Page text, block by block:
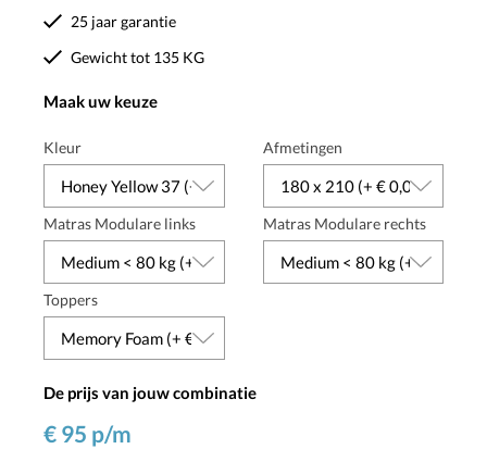
25 jaar garantie
Gewicht tot 135 KG
Maak uw keuze
Kleur Afmetingen
Matras Modulare links Matras Modulare rechts
Toppers
De prijs van jouw combinatie
€ 95 p/m